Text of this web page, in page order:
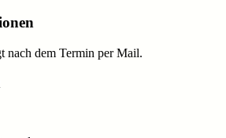
nach dem Termin per Mail.